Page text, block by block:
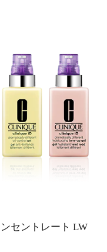
セントレート LW